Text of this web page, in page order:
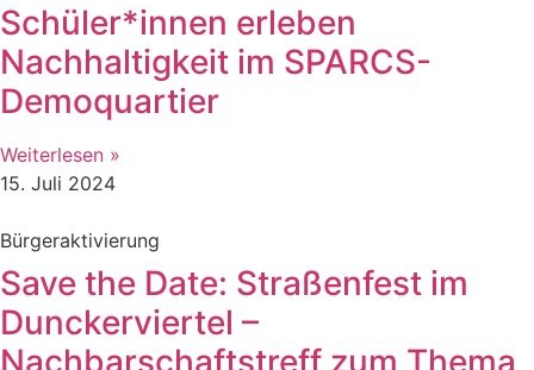
Schüler*innen erleben
Nachhaltigkeit im SPARCS-
Demoquartier
Weiterlesen »
15. Juli 2024
Bürgeraktivierung
Save the Date: Straßenfest im
Dunckerviertel –
Nachbarschaftstreff zum Thema